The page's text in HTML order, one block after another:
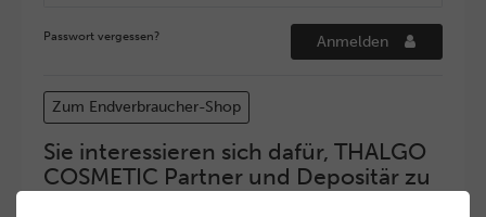
Passwort vergessen? Anmelden
Zum Endverbraucher-Shop
Sie interessieren sich dafür, THALGO
COSMETIC Partner und Depositär zu